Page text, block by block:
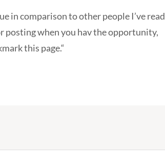
in comparison to other people I’ve read
posting when you hav the opportunity,
this page.“